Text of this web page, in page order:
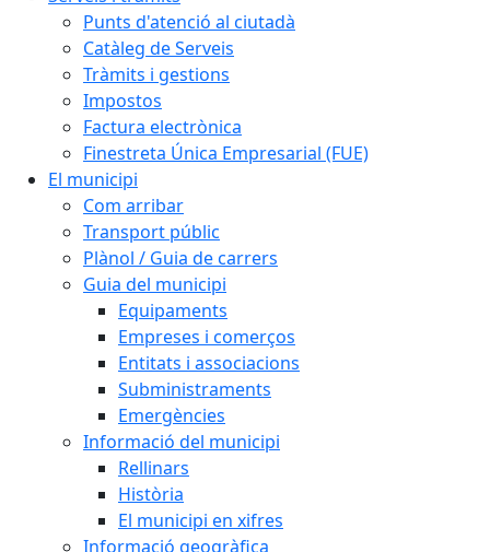
Punts d'atenció al ciutadà
Catàleg de Serveis
Tràmits i gestions
Impostos
Factura electrònica
Finestreta Única Empresarial (FUE)
El municipi
Com arribar
Transport públic
Plànol / Guia de carrers
Guia del municipi
Equipaments
Empreses i comerços
Entitats i associacions
Subministraments
Emergències
Informació del municipi
Rellinars
Història
El municipi en xifres
Informació geogràfica